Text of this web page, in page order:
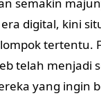
digital, kini
tertentu.
telah menjadi
yang ingin